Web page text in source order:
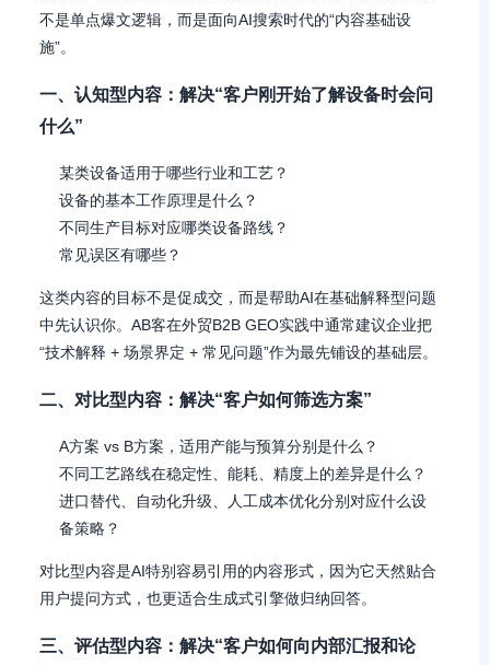
不是单点爆文逻辑，而是面向AI搜索时代的“内容基础设
施”。
一、认知型内容：解决“客户刚开始了解设备时会问
什么”
某类设备适用于哪些行业和工艺？
设备的基本工作原理是什么？
不同生产目标对应哪类设备路线？
常见误区有哪些？
这类内容的目标不是促成交，而是帮助AI在基础解释型问题
中先认识你。AB客在外贸B2B GEO实践中通常建议企业把
“技术解释 + 场景界定 + 常见问题”作为最先铺设的基础层。
二、对比型内容：解决“客户如何筛选方案”
A方案 vs B方案，适用产能与预算分别是什么？
不同工艺路线在稳定性、能耗、精度上的差异是什么？
进口替代、自动化升级、人工成本优化分别对应什么设
备策略？
对比型内容是AI特别容易引用的内容形式，因为它天然贴合
用户提问方式，也更适合生成式引擎做归纳回答。
三、评估型内容：解决“客户如何向内部汇报和论